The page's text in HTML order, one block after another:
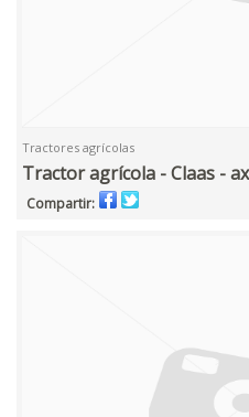
Tractores agrícolas
Tractor agrícola - Claas -
Compartir: